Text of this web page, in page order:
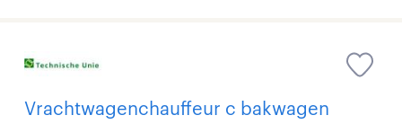
Vrachtwagenchauffeur c bakwagen